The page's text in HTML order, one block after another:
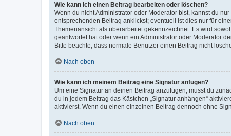
Wie kann ich einen Beitrag bearbeiten oder löschen?
Wenn du nicht Administrator oder Moderator bist, kannst du
entsprechenden Beitrag anklickst; eventuell ist dies nur für
Themenansicht als überarbeitet gekennzeichnet. Es wird
geantwortet hat oder wenn ein Administrator oder Moderator
Bitte beachte, dass normale Benutzer einen Beitrag nicht
Nach oben
Wie kann ich meinem Beitrag eine Signatur anfügen?
Um eine Signatur an deinen Beitrag anzufügen, musst du
du in jedem Beitrag das Kästchen „Signatur anhängen“
aktivierst. Wenn du einen einzelnen Beitrag dennoch ohne
Nach oben